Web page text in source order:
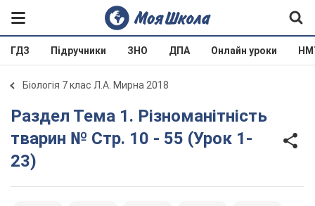
ГДЗ Підручники ЗНО ДПА Онлайн уроки
Біологія 7 клас Л.А. Мирна 2018
Раздел Тема 1. Різноманітність
тварин № Стр. 10 - 55 (Урок 1-
23)